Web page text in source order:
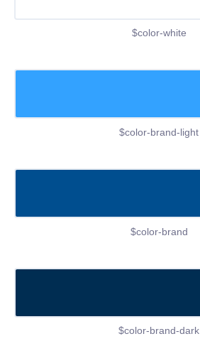
$color-white
$color-brand-light
$color-brand
$color-brand-dark